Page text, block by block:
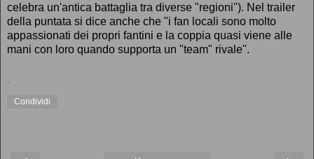
celebra un'antica battaglia tra diverse "regioni"). Nel trailer
della puntata si dice anche che "i fan locali sono molto
appassionati dei propri fantini e la coppia quasi viene alle
mani con loro quando supporta un "team" rivale".
.
Condividi